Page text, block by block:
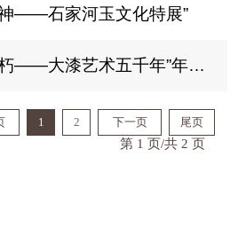
——石家河玉文化特展”
我馆文物参展“不朽——大漆艺术五千年”年度大展
1 2 下一页 尾页
第 1 页/共 2 页